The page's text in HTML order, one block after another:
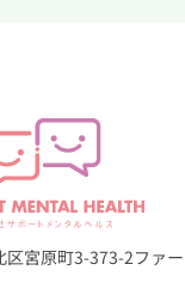
区宮原町3-373-2ファ